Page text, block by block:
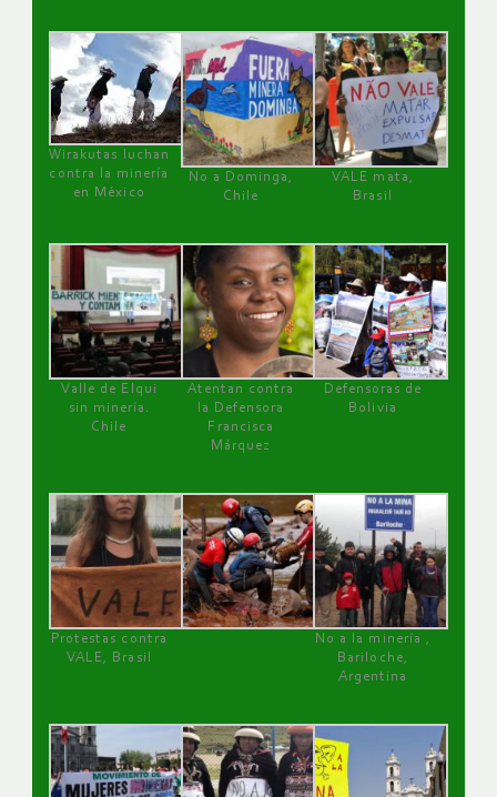
Wirakutas luchan
contra la minería
en México
No a Dominga,
Chile
VALE mata,
Brasil
Valle de Elqui
sin minería.
Chile
Atentan contra
la Defensora
Francisca
Márquez
Defensoras de
Bolivia
Protestas contra
VALE, Brasil
No a la minería ,
Bariloche,
Argentina